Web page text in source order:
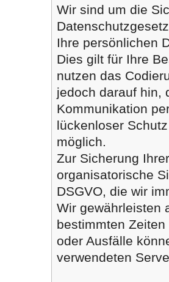
Wir sind um die
Ihre persönlichen
Dies gilt für Ihre
nutzen das
jedoch darauf hin,
Kommunikation
lückenloser
möglich.
Zur Sicherung
organisatorische
DSGVO, die wir
Wir gewährleisten
bestimmten
oder Ausfälle
verwendeten